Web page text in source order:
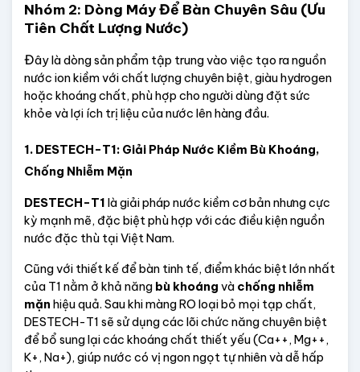
Nhóm 2: Dòng Máy Để Bàn Chuyên Sâu (Ưu
Tiên Chất Lượng Nước)
Đây là dòng sản phẩm tập trung vào việc tạo ra nguồn
nước ion kiềm với chất lượng chuyên biệt, giàu hydrogen
hoặc khoáng chất, phù hợp cho người dùng đặt sức
khỏe và lợi ích trị liệu của nước lên hàng đầu.
1. DESTECH-T1: Giải Pháp Nước Kiềm Bù Khoáng,
Chống Nhiễm Mặn
DESTECH-T1 là giải pháp nước kiềm cơ bản nhưng cực
kỳ mạnh mẽ, đặc biệt phù hợp với các điều kiện nguồn
nước đặc thù tại Việt Nam.
Cũng với thiết kế để bàn tinh tế, điểm khác biệt lớn nhất
của T1 nằm ở khả năng bù khoáng và chống nhiễm
mặn hiệu quả. Sau khi màng RO loại bỏ mọi tạp chất,
DESTECH-T1 sẽ sử dụng các lõi chức năng chuyên biệt
để bổ sung lại các khoáng chất thiết yếu (Ca++, Mg++,
K+, Na+), giúp nước có vị ngon ngọt tự nhiên và dễ hấp